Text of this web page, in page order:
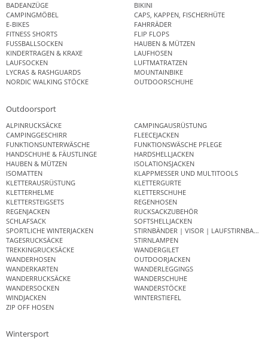
BADEANZÜGE
BIKINI
CAMPINGMÖBEL
CAPS, KAPPEN, FISCHERHÜTE
E-BIKES
FAHRRÄDER
FITNESS SHORTS
FLIP FLOPS
FUSSBALLSOCKEN
HAUBEN & MÜTZEN
KINDERTRAGEN & KRAXE
LAUFHOSEN
LAUFSOCKEN
LUFTMATRATZEN
LYCRAS & RASHGUARDS
MOUNTAINBIKE
NORDIC WALKING STÖCKE
OUTDOORSCHUHE
Outdoorsport
ALPINRUCKSÄCKE
CAMPINGAUSRÜSTUNG
CAMPINGGESCHIRR
FLEECEJACKEN
FUNKTIONSUNTERWÄSCHE
FUNKTIONSWÄSCHE PFLEGE
HANDSCHUHE & FÄUSTLINGE
HARDSHELLJACKEN
HAUBEN & MÜTZEN
ISOLATIONSJACKEN
ISOMATTEN
KLAPPMESSER UND MULTITOOLS
KLETTERAUSRÜSTUNG
KLETTERGURTE
KLETTERHELME
KLETTERSCHUHE
KLETTERSTEIGSETS
REGENHOSEN
REGENJACKEN
RUCKSACKZUBEHÖR
SCHLAFSACK
SOFTSHELLJACKEN
SPORTLICHE WINTERJACKEN
STIRNBÄNDER | VISOR | LAUFSTIRNBAND
TAGESRUCKSÄCKE
STIRNLAMPEN
TREKKINGRUCKSÄCKE
WANDERGILET
WANDERHOSEN
OUTDOORJACKEN
WANDERKARTEN
WANDERLEGGINGS
WANDERRUCKSÄCKE
WANDERSCHUHE
WANDERSOCKEN
WANDERSTÖCKE
WINDJACKEN
WINTERSTIEFEL
ZIP OFF HOSEN
Wintersport